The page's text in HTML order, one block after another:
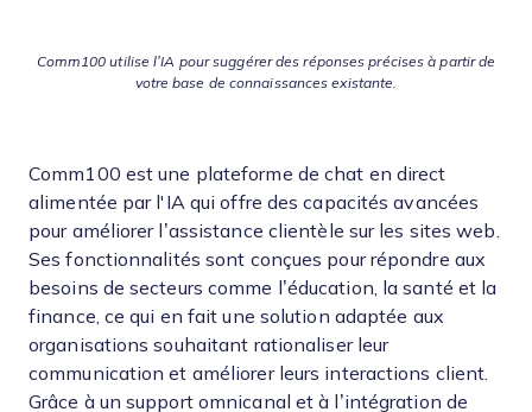
Comm100 utilise l’IA pour suggérer des réponses précises à partir de
votre base de connaissances existante.
Comm100 est une plateforme de chat en direct
alimentée par l'IA qui offre des capacités avancées
pour améliorer l’assistance clientèle sur les sites web.
Ses fonctionnalités sont conçues pour répondre aux
besoins de secteurs comme l’éducation, la santé et la
finance, ce qui en fait une solution adaptée aux
organisations souhaitant rationaliser leur
communication et améliorer leurs interactions client.
Grâce à un support omnicanal et à l’intégration de